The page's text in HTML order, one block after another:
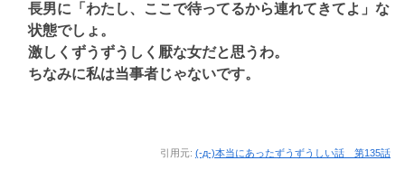
長男に「わたし、ここで待ってるから連れてきてよ」な
状態でしょ。
激しくずうずうしく厭な女だと思うわ。
ちなみに私は当事者じゃないです。
引用元: (-д-)本当にあったずうずうしい話 第135話